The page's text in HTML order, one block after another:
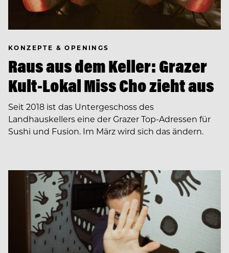
KONZEPTE & OPENINGS
Raus aus dem Keller: Grazer
Kult-Lokal Miss Cho zieht aus
Seit 2018 ist das Untergeschoss des
Landhauskellers eine der Grazer Top-Adressen für
Sushi und Fusion. Im März wird sich das ändern.